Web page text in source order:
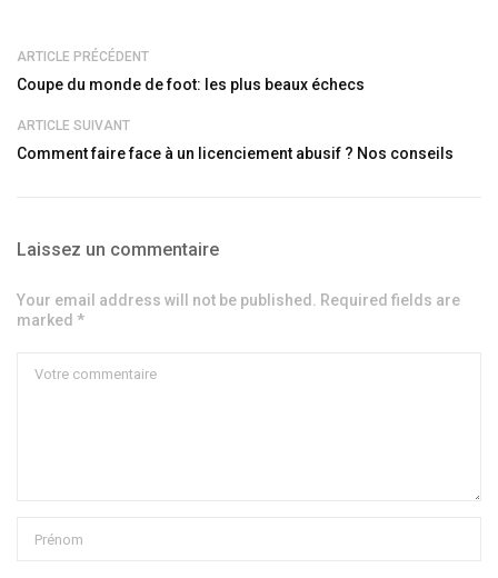
ARTICLE PRÉCÉDENT
Coupe du monde de foot: les plus beaux échecs
ARTICLE SUIVANT
Comment faire face à un licenciement abusif ? Nos conseils
Laissez un commentaire
Your email address will not be published. Required fields are
marked *